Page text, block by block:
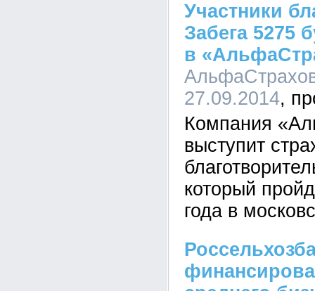
Участники
Забега 5275
в
27.09.2014
Компания
выступит
который
года в